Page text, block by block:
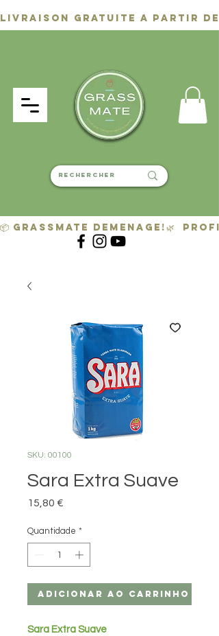
SKU: 00100
Sara Extra Suave
15,80 €
Quantidade *
Adicionar ao carrinho
Sara Extra Suave